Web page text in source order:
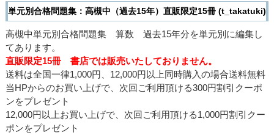
単元別合格問題集：高槻中（過去15年）直販限定15冊 (t_takatuki)
高槻中単元別合格問題集 算数 過去15年分を単元別に編集し
てあります。
直販限定15冊 書店では販売いたしておりません。
送料は全国一律1,000円、12,000円以上同時購入の場合送料無料
当HPからのお買い上げで、次回ご利用頂ける300円割引クーポ
ンをプレゼント
12,000円以上お買い上げで、次回ご利用頂ける1,000円割引クー
ポンをプレゼント